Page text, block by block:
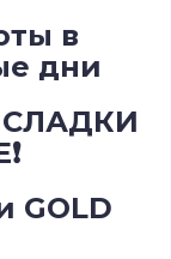
в
дни
СЛАДКИ
GOLD